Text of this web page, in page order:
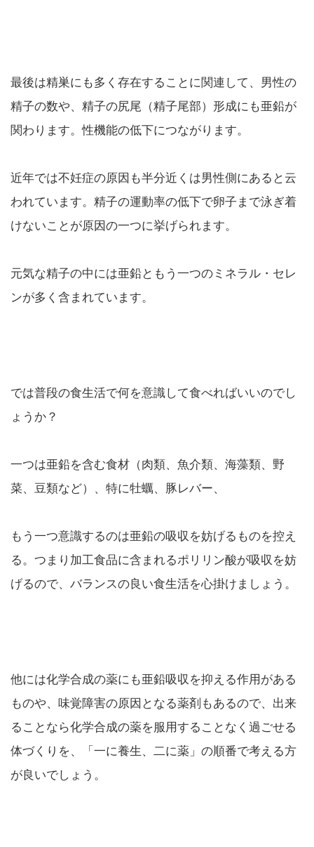
最後は精巣にも多く存在することに関連して、男性の
精子の数や、精子の尻尾（精子尾部）形成にも亜鉛が
関わります。性機能の低下につながります。
近年では不妊症の原因も半分近くは男性側にあると云
われています。精子の運動率の低下で卵子まで泳ぎ着
けないことが原因の一つに挙げられます。
元気な精子の中には亜鉛ともう一つのミネラル・セレ
ンが多く含まれています。
では普段の食生活で何を意識して食べればいいのでし
ょうか？
一つは亜鉛を含む食材（肉類、魚介類、海藻類、野
菜、豆類など）、特に牡蠣、豚レバー、
もう一つ意識するのは亜鉛の吸収を妨げるものを控え
る。つまり加工食品に含まれるポリリン酸が吸収を妨
げるので、バランスの良い食生活を心掛けましょう。
他には化学合成の薬にも亜鉛吸収を抑える作用がある
ものや、味覚障害の原因となる薬剤もあるので、出来
ることなら化学合成の薬を服用することなく過ごせる
体づくりを、「一に養生、二に薬」の順番で考える方
が良いでしょう。